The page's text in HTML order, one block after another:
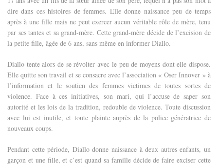
dire dans ces histoires de femmes. Elle donne naissance peu de temps
après à une fille mais ne peut exercer aucun véritable rôle de mère, tenu
par ses tantes et sa grand-mère. Cette grand-mère décide de l’excision de
la petite fille, âgée de 6 ans, sans même en informer Diallo.
Diallo tente alors de se révolter avec le peu de moyens dont elle dispose.
Elle quitte son travail et se consacre avec l’association « Oser Innover » à
l’information et le soutien des femmes victimes de toutes sortes de
violence. Face à ces initiatives, son mari, qui l’accuse de saper son
autorité et les lois de la tradition, redouble de violence. Toute discussion
avec lui est inutile, et toute plainte auprès de la police génératrice de
nouveaux coups.
Pendant cette période, Diallo donne naissance à deux autres enfants, un
garçon et une fille, et c’est quand sa famille décide de faire exciser cette